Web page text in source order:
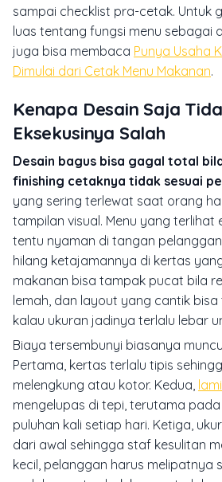
sampai checklist pra-cetak. Untuk
luas tentang fungsi menu sebagai
juga bisa membaca Punya Usaha
Dimulai dari Cetak Menu Makanan.
Kenapa Desain Saja
Eksekusinya Salah
Desain bagus bisa gagal total
finishing cetaknya tidak sesuai
yang sering terlewat saat orang
tampilan visual. Menu yang terlihat
tentu nyaman di tangan
hilang ketajamannya di kertas
makanan bisa tampak pucat bila
lemah, dan layout yang cantik
kalau ukuran jadinya terlalu lebar
Biaya tersembunyi biasanya
Pertama, kertas terlalu tipis
melengkung atau kotor. Kedua,
mengelupas di tepi, terutama
puluhan kali setiap hari. Ketiga,
dari awal sehingga staf kesulitan
kecil, pelanggan harus melipatnya